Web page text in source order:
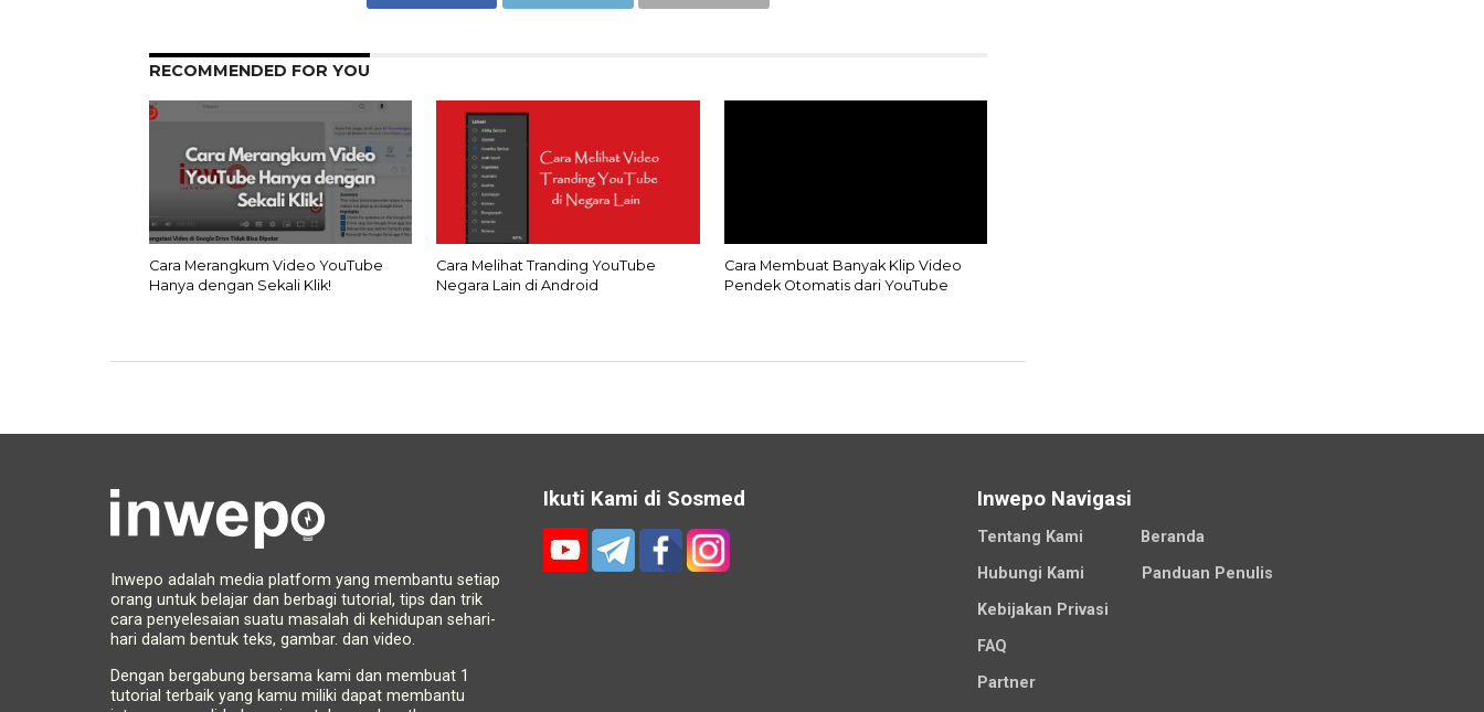
RECOMMENDED FOR YOU
Cara Merangkum Video YouTube
Hanya dengan Sekali Klik!
Cara Melihat Tranding YouTube
Negara Lain di Android
Cara Membuat Banyak Klip Video
Pendek Otomatis dari YouTube
Inwepo adalah media platform yang membantu setiap
orang untuk belajar dan berbagi tutorial, tips dan trik
cara penyelesaian suatu masalah di kehidupan sehari-
hari dalam bentuk teks, gambar. dan video.
Dengan bergabung bersama kami dan membuat 1
tutorial terbaik yang kamu miliki dapat membantu
Ikuti Kami di Sosmed Inwepo Navigasi
Tentang Kami
Beranda
Hubungi Kami
Panduan Penulis
Kebijakan Privasi
FAQ
Partner